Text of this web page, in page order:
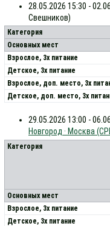
28.05.2026 15:30 -
Свешников)
Категория
Основных мест
Взрослое, 3х питание
Детское, 3х питание
Взрослое, доп. место, 3x
Детское, доп. место, 3x
29.05.2026 13:00 -
Новгород · Москва
Категория
Основных мест
Взрослое, 3х питание
Детское, 3х питание